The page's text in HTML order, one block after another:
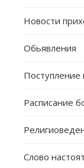
Новости
Обьявления
Поступление
Расписание
Слово